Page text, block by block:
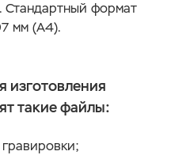
формат
мм (А4).
изготовления
такие файлы: